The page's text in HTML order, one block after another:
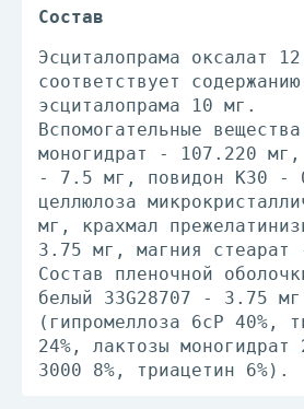
Состав
Эсциталопрама оксалат
соответствует содержанию
эсциталопрама 10 мг.
Вспомогательные
моногидрат - 107.220 мг,
- 7.5 мг, повидон К30 -
целлюлоза
мг, крахмал
3.75 мг, магния
Состав пленочной
белый 33G28707 - 3.75 мг
(гипромеллоза 6сР 40%,
24%, лактозы моногидрат
3000 8%, триацетин 6%).